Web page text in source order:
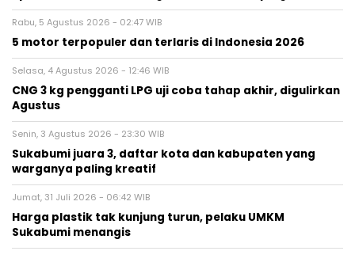
Rabu, 5 Agustus 2026 - 02:47 WIB
5 motor terpopuler dan terlaris di Indonesia 2026
Selasa, 4 Agustus 2026 - 12:46 WIB
CNG 3 kg pengganti LPG uji coba tahap akhir, digulirkan
Agustus
Senin, 3 Agustus 2026 - 23:30 WIB
Sukabumi juara 3, daftar kota dan kabupaten yang
warganya paling kreatif
Jumat, 31 Juli 2026 - 06:42 WIB
Harga plastik tak kunjung turun, pelaku UMKM
Sukabumi menangis